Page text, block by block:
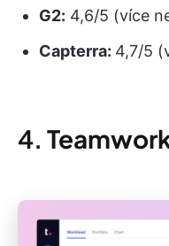
G2: 4,6/5 (více
Capterra: 4,7/5
4.